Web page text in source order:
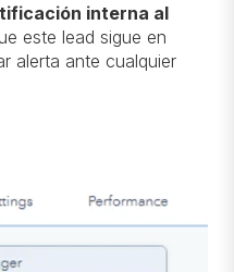
interna al
este lead sigue en
alerta ante cualquier